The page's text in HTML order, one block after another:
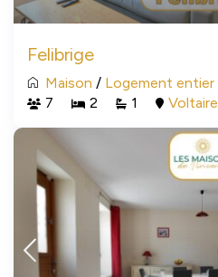
Felibrige
Maison / Logement entier
7
2 1 Voltaire